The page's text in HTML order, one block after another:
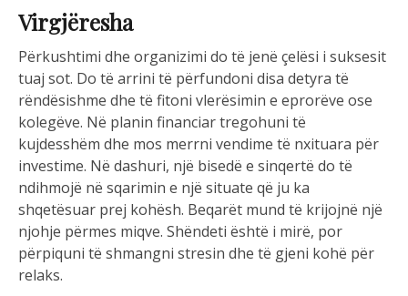
Virgjëresha
Përkushtimi dhe organizimi do të jenë çelësi i suksesit
tuaj sot. Do të arrini të përfundoni disa detyra të
rëndësishme dhe të fitoni vlerësimin e eprorëve ose
kolegëve. Në planin financiar tregohuni të
kujdesshëm dhe mos merrni vendime të nxituara për
investime. Në dashuri, një bisedë e sinqertë do të
ndihmojë në sqarimin e një situate që ju ka
shqetësuar prej kohësh. Beqarët mund të krijojnë një
njohje përmes miqve. Shëndeti është i mirë, por
përpiquni të shmangni stresin dhe të gjeni kohë për
relaks.